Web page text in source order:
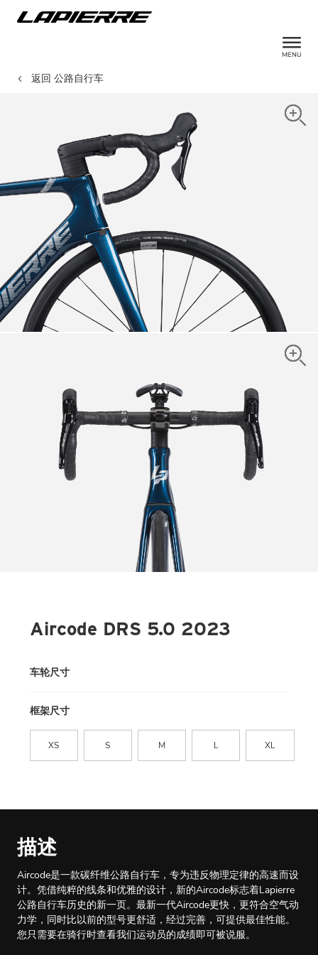
返回 公路自行车
Aircode DRS 5.0 2023
车轮尺寸
框架尺寸
XS S M L XL
描述
Aircode是一款碳纤维公路自行车，专为违反物理定律的高速而设
计。凭借纯粹的线条和优雅的设计，新的Aircode标志着Lapierre
公路自行车历史的新一页。最新一代Aircode更快，更符合空气动
力学，同时比以前的型号更舒适，经过完善，可提供最佳性能。
您只需要在骑行时查看我们运动员的成绩即可被说服。